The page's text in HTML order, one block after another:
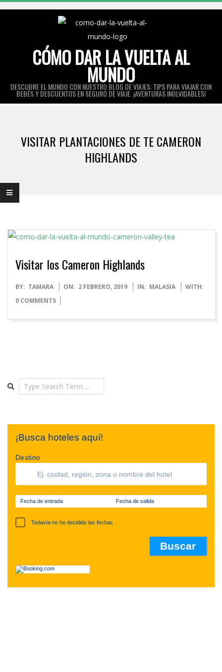
CÓMO DAR LA VUELTA AL
MUNDO
DESCUBRE EL MUNDO CON NUESTRO BLOG DE VIAJES: TIPS PARA VIAJAR CON
BEBÉS Y DESCUENTOS EN SEGURO DE VIAJE. ¡AVENTURAS INOLVIDABLES!
MenuVISITAR PLANTACIONES DE TE CAMERON
HIGHLANDS
Visitar los Cameron Highlands
2019-
02-
BY: TAMARA ON: 2 FEBRERO, 2019 IN: MALASIA
WITH:
0 COMMENTS
Search
¡Busca hoteles aquí!
Destino
Fecha de entrada Fecha de salida
Todavía no he decidido las fechas